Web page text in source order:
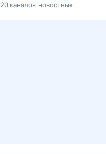
20 каналов новостные